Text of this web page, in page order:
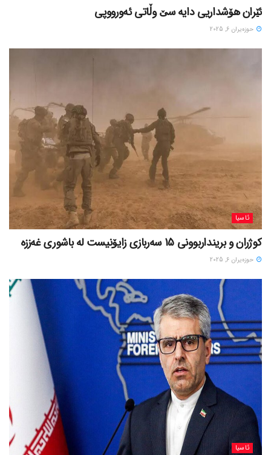
ئێران هۆشداریی دایە سێ وڵاتی ئەورووپی
حوزه‌یران 6, 2025
ئاسیا
کوژران و برینداربوونی 15 سەربازی زایۆنیست لە باشوری غەززە
حوزه‌یران 6, 2025
ئاسیا